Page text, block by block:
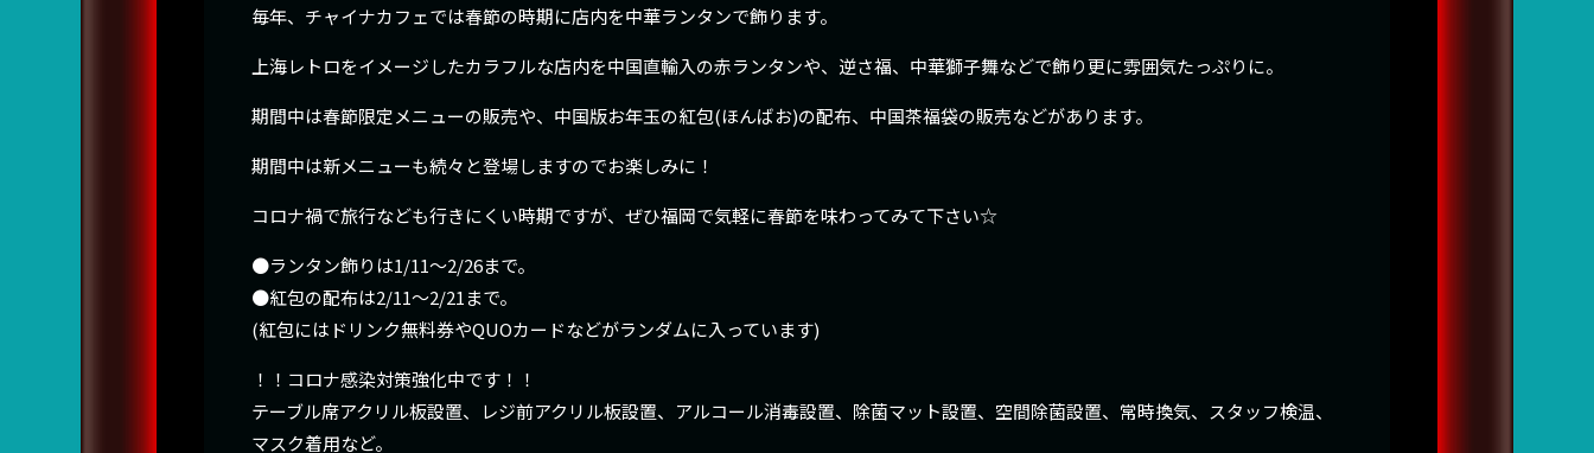
毎年、チャイナカフェでは春節の時期に店内を中華ランタンで飾ります。
上海レトロをイメージしたカラフルな店内を中国直輸入の赤ランタンや、逆さ福、中華獅子舞などで飾り更に雰囲気たっぷりに。
期間中は春節限定メニューの販売や、中国版お年玉の紅包(ほんばお)の配布、中国茶福袋の販売などがあります。
期間中は新メニューも続々と登場しますのでお楽しみに！
コロナ禍で旅行なども行きにくい時期ですが、ぜひ福岡で気軽に春節を味わってみて下さい☆
●ランタン飾りは1/11〜2/26まで。
●紅包の配布は2/11〜2/21まで。
(紅包にはドリンク無料券やQUOカードなどがランダムに入っています)
！！コロナ感染対策強化中です！！
テーブル席アクリル板設置、レジ前アクリル板設置、アルコール消毒設置、除菌マット設置、空間除菌設置、常時換気、スタッフ検温、
マスク着用など。